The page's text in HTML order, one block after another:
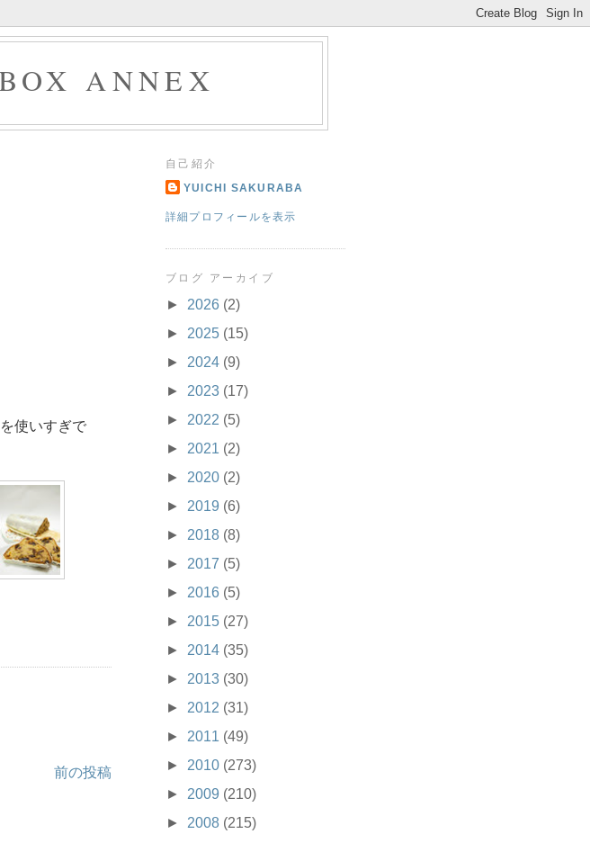
ANNEX
使いすぎで
前の投稿
自己紹介
YUICHI SAKURABA
詳細プロフィールを表示
ブログ アーカイブ
► 2026 (2)
► 2025 (15)
► 2024 (9)
► 2023 (17)
► 2022 (5)
► 2021 (2)
► 2020 (2)
► 2019 (6)
► 2018 (8)
► 2017 (5)
► 2016 (5)
► 2015 (27)
► 2014 (35)
► 2013 (30)
► 2012 (31)
► 2011 (49)
► 2010 (273)
► 2009 (210)
► 2008 (215)